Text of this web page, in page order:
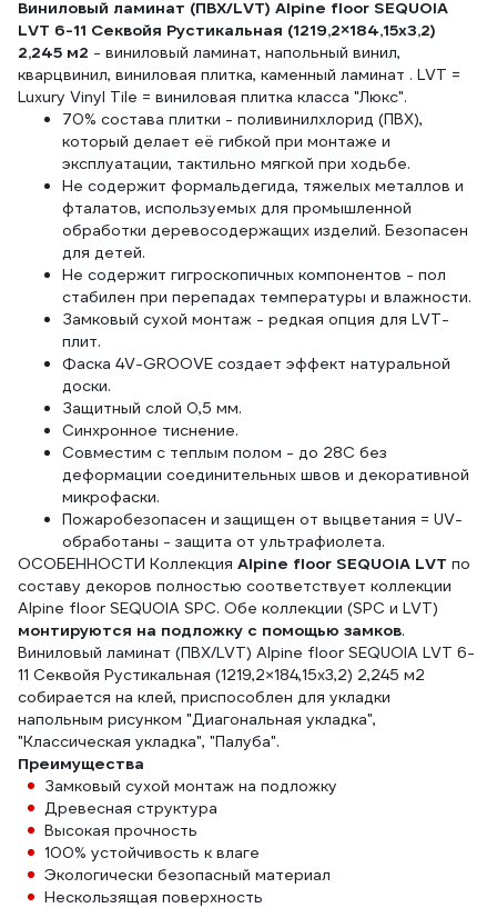
Виниловый ламинат (ПВХ/LVT) Alpine floor SEQUOIA
LVT 6-11 Секвойя Рустикальная (1219,2×184,15х3,2)
2,245 м2 - виниловый ламинат, напольный винил,
кварцвинил, виниловая плитка, каменный ламинат . LVT =
Luxury Vinyl Tile = виниловая плитка класса "Люкс".
70% состава плитки - поливинилхлорид (ПВХ),
который делает её гибкой при монтаже и
эксплуатации, тактильно мягкой при ходьбе.
Не содержит формальдегида, тяжелых металлов и
фталатов, используемых для промышленной
обработки деревосодержащих изделий. Безопасен
для детей.
Не содержит гигроскопичных компонентов - пол
стабилен при перепадах температуры и влажности.
Замковый сухой монтаж - редкая опция для LVT-
плит.
Фаска 4V-GROOVE создает эффект натуральной
доски.
Защитный слой 0,5 мм.
Cинхронное тиснение.
Совместим с теплым полом - до 28C без
деформации соединительных швов и декоративной
микрофаски.
Пожаробезопасен и защищен от выцветания = UV-
обработаны - защита от ультрафиолета.
ОСОБЕННОСТИ Коллекция Alpine floor SEQUOIA LVT по
составу декоров полностью соответствует коллекции
Alpine floor SEQUOIA SPC. Обе коллекции (SPC и LVT)
монтируются на подложку с помощью замков.
Виниловый ламинат (ПВХ/LVT) Alpine floor SEQUOIA LVT 6-
11 Секвойя Рустикальная (1219,2×184,15х3,2) 2,245 м2
собирается на клей, приспособлен для укладки
напольным рисунком "Диагональная укладка",
"Классическая укладка", "Палуба".
Преимущества
Замковый сухой монтаж на подложку
Древесная структура
Высокая прочность
100% устойчивость к влаге
Экологически безопасный материал
Нескользящая поверхность